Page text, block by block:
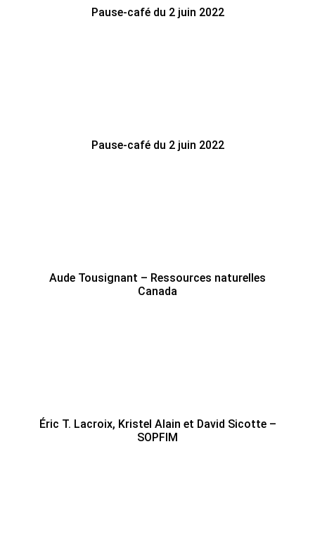
Pause-café du 2 juin 2022
Pause-café du 2 juin 2022
Aude Tousignant – Ressources naturelles
Canada
Éric T. Lacroix, Kristel Alain et David Sicotte –
SOPFIM